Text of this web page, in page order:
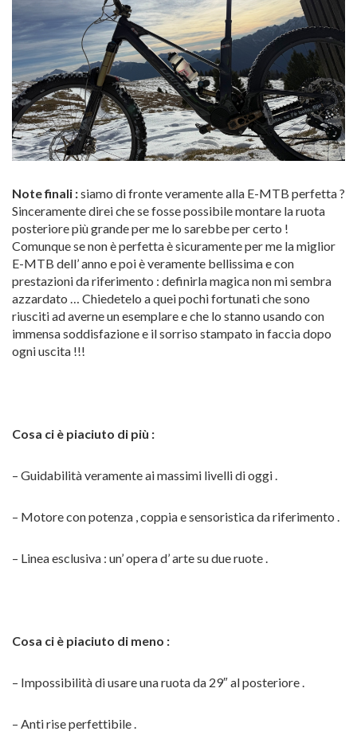
Note finali :siamo di fronte veramente alla E-MTB perfetta ?
Sinceramente direi che se fosse possibile montare la ruota
posteriore più grande per me lo sarebbe per certo !
Comunque se non è perfetta è sicuramente per me la miglior
E-MTB dell’ anno e poi è veramente bellissima e con
prestazioni da riferimento : definirla magica non mi sembra
azzardato … Chiedetelo a quei pochi fortunati che sono
riusciti ad averne un esemplare e che lo stanno usando con
immensa soddisfazione e il sorriso stampato in faccia dopo
ogni uscita !!!
Cosa ci è piaciuto di più :
– Guidabilità veramente ai massimi livelli di oggi .
– Motore con potenza , coppia e sensoristica da riferimento .
– Linea esclusiva : un’ opera d’ arte su due ruote .
Cosa ci è piaciuto di meno :
– Impossibilità di usare una ruota da 29″ al posteriore .
– Anti rise perfettibile .